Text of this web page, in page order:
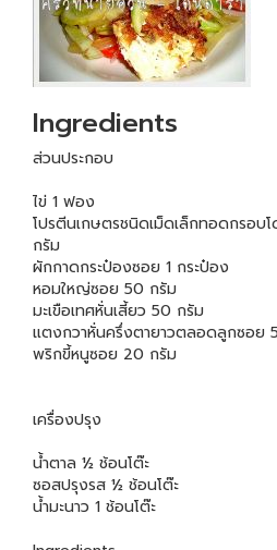
Ingredients
ส่วนประกอบ
ไข่ 1 ฟอง
โปรตีนเกษตรชนิดเม็ดเล็กทอดกรอบ
กรัม
ผักกาดกระป๋องซอย 1 กระป๋อง
หอมใหญ่ซอย 50 กรัม
มะเขือเทศหั่นเสี้ยว 50 กรัม
แตงกวาหั่นครึ่งตายาวตลอดลูกซอย
พริกขี้หนูซอย 20 กรัม
เครื่องปรุง
น้ำตาล ½ ช้อนโต๊ะ
ซอสปรุงรส ½ ช้อนโต๊ะ
น้ำมะนาว 1 ช้อนโต๊ะ